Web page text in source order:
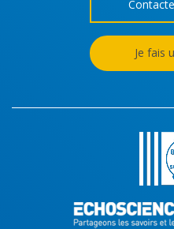
Je fais